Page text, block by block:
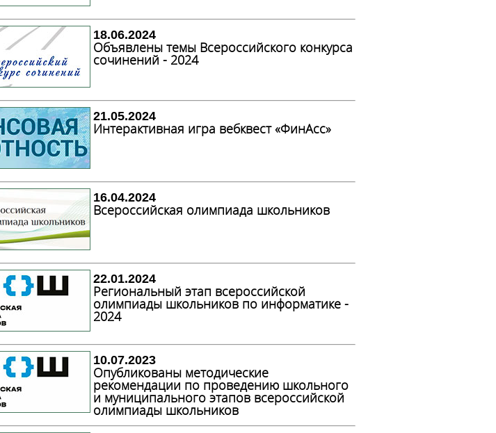
18.06.2024
Объявлены темы Всероссийского конкурса
сочинений - 2024
21.05.2024
Интерактивная игра вебквест «ФинАсс»
16.04.2024
Всероссийская олимпиада школьников
22.01.2024
Региональный этап всероссийской
олимпиады школьников по информатике -
2024
10.07.2023
Опубликованы методические
рекомендации по проведению школьного
и муниципального этапов всероссийской
олимпиады школьников